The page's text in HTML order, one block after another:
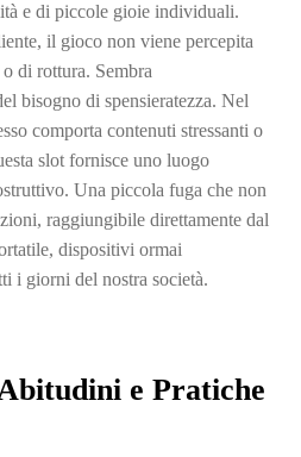
e di piccole gioie individuali.
il gioco non viene percepita
di rottura. Sembra
bisogno di spensieratezza. Nel
comporta contenuti stressanti o
slot fornisce uno luogo
Una piccola fuga che non
raggiungibile direttamente dal
dispositivi ormai
i giorni del nostra società.
e Pratiche